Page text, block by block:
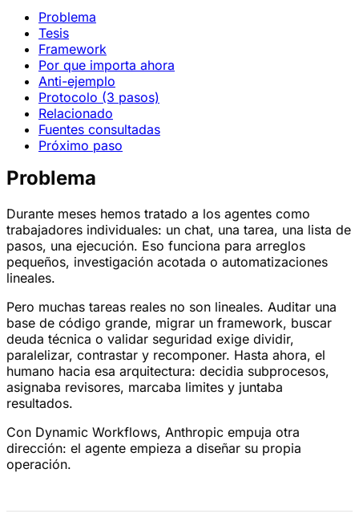
Problema
Tesis
Framework
Por que importa ahora
Anti-ejemplo
Protocolo (3 pasos)
Relacionado
Fuentes consultadas
Próximo paso
Problema
Durante meses hemos tratado a los agentes como
trabajadores individuales: un chat, una tarea, una lista de
pasos, una ejecución. Eso funciona para arreglos
pequeños, investigación acotada o automatizaciones
lineales.
Pero muchas tareas reales no son lineales. Auditar una
base de código grande, migrar un framework, buscar
deuda técnica o validar seguridad exige dividir,
paralelizar, contrastar y recomponer. Hasta ahora, el
humano hacia esa arquitectura: decidia subprocesos,
asignaba revisores, marcaba limites y juntaba
resultados.
Con Dynamic Workflows, Anthropic empuja otra
dirección: el agente empieza a diseñar su propia
operación.